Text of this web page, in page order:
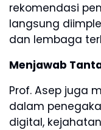
rekomendasi
langsung
dan lembaga
Menjawab
Prof. Asep juga
dalam
digital,